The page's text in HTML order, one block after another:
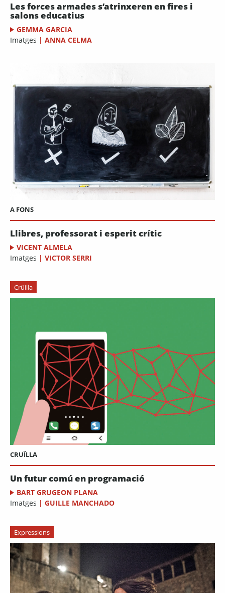
Les forces armades s’atrinxeren en fires i
salons educatius
GEMMA GARCIA
Imatges | ANNA CELMA
A FONS
Llibres, professorat i esperit crític
VICENT ALMELA
Imatges | VICTOR SERRI
Crüilla
CRUÏLLA
Un futur comú en programació
BART GRUGEON PLANA
Imatges | GUILLE MANCHADO
Expressions